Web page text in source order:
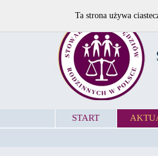
START
Ta strona używa